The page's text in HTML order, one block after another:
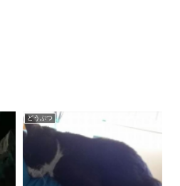
どうぶつ